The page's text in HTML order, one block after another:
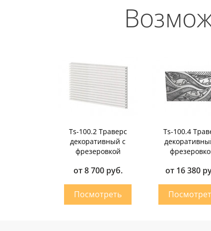
Ts-100.2 Траверс
декоративный с
фрезеровкой
от 8 700 руб.
Ts-100.4
от 16 380